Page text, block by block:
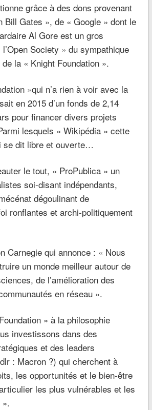
grâce à des dons provenant
Bill Gates », de « Google » dont le
Al Gore est un gros
Society » du sympathique
la « Knight Foundation ».
»qui n’a rien à voir avec la
en 2015 d’un fonds de 2,14
pour financer divers projets
lesquels « Wikipédia » cette
se dit libre et ouverte…
le tout, « ProPublica » un
soi-disant indépendants,
dégoulinant de
ronflantes et archi-politiquement
Carnegie qui annonce : « Nous
un monde meilleur autour de
de l’amélioration des
en réseau ».
» à la philosophie
investissons dans des
et des leaders
: Macron ?) qui cherchent à
les opportunités et le bien-être
les plus vulnérables et les